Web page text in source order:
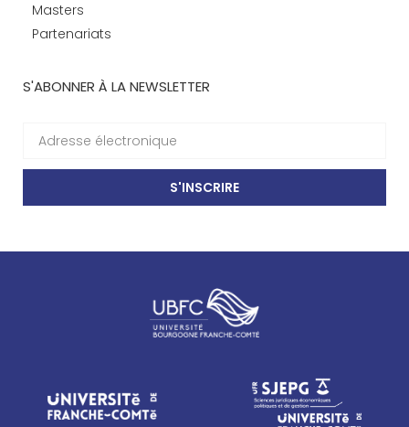
Masters
Partenariats
S'ABONNER À LA NEWSLETTER
S'INSCRIRE